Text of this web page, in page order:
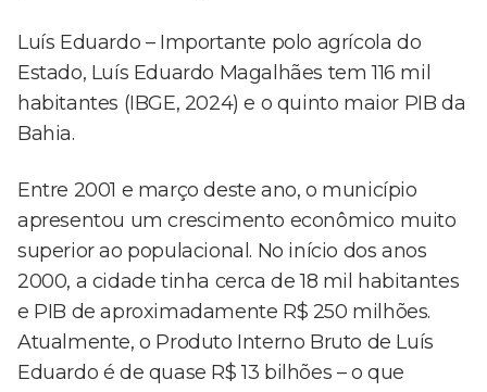
Luís Eduardo – Importante polo agrícola do
Estado, Luís Eduardo Magalhães tem 116 mil
habitantes (IBGE, 2024) e o quinto maior PIB da
Bahia.
Entre 2001 e março deste ano, o município
apresentou um crescimento econômico muito
superior ao populacional. No início dos anos
2000, a cidade tinha cerca de 18 mil habitantes
e PIB de aproximadamente R$ 250 milhões.
Atualmente, o Produto Interno Bruto de Luís
Eduardo é de quase R$ 13 bilhões – o que